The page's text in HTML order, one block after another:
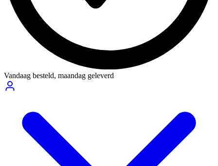
Vandaag besteld, maandag geleverd